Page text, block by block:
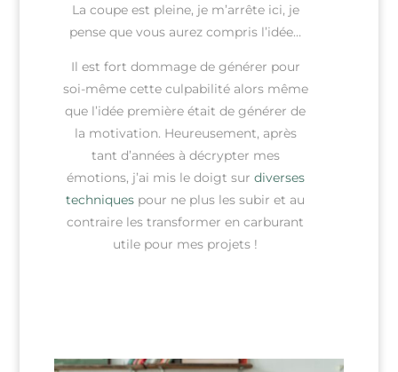
La coupe est pleine, je m’arrête ici, je
pense que vous aurez compris l’idée…
Il est fort dommage de générer pour
soi-même cette culpabilité alors même
que l’idée première était de générer de
la motivation. Heureusement, après
tant d’années à décrypter mes
émotions, j’ai mis le doigt sur diverses
techniques pour ne plus les subir et au
contraire les transformer en carburant
utile pour mes projets !